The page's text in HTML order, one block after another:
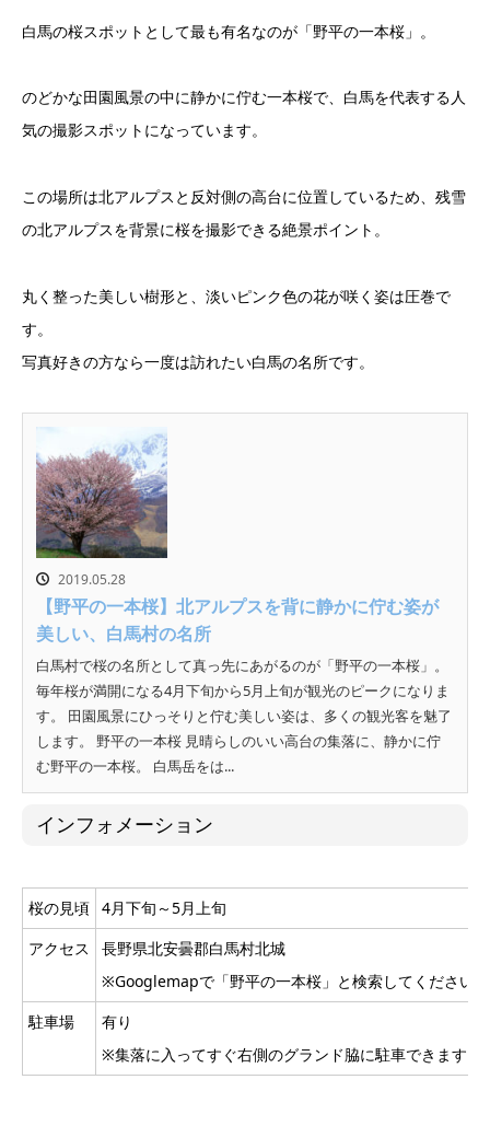
白馬の桜スポットとして最も有名なのが「野平の一本桜」。
のどかな田園風景の中に静かに佇む一本桜で、白馬を代表する人
気の撮影スポットになっています。
この場所は北アルプスと反対側の高台に位置しているため、残雪
の北アルプスを背景に桜を撮影できる絶景ポイント。
丸く整った美しい樹形と、淡いピンク色の花が咲く姿は圧巻で
す。
写真好きの方なら一度は訪れたい白馬の名所です。
2019.05.28
【野平の一本桜】北アルプスを背に静かに佇む姿が
美しい、白馬村の名所
白馬村で桜の名所として真っ先にあがるのが「野平の一本桜」。
毎年桜が満開になる4月下旬から5月上旬が観光のピークになりま
す。 田園風景にひっそりと佇む美しい姿は、多くの観光客を魅了
します。 野平の一本桜 見晴らしのいい高台の集落に、静かに佇
む野平の一本桜。 白馬岳をは...
インフォメーション
桜の見頃 4月下旬～5月上旬
アクセス
長野県北安曇郡白馬村北城
※Googlemapで「野平の一本桜」と検索してください。
駐車場
有り
※集落に入ってすぐ右側のグランド脇に駐車できます。